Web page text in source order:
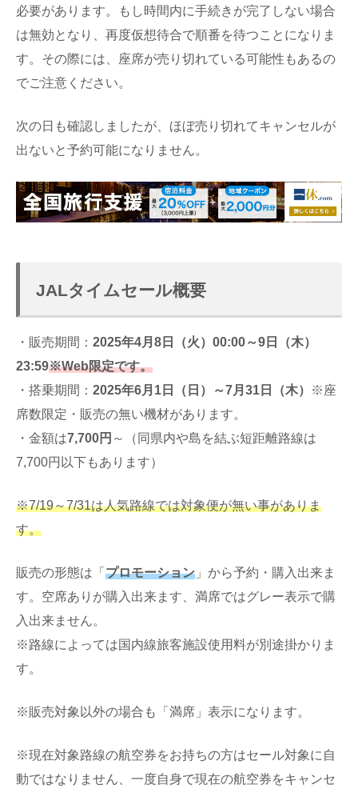
必要があります。もし時間内に手続きが完了しない場合
は無効となり、再度仮想待合で順番を待つことになりま
す。その際には、座席が売り切れている可能性もあるの
でご注意ください。
次の日も確認しましたが、ほぼ売り切れてキャンセルが
出ないと予約可能になりません。
JALタイムセール概要
・販売期間： 2025年4月8日（火）00:00～9日（木）
23:59※Web限定です。
・搭乗期間： 2025年6月1日（日）～7月31日（木）
※座
席数限定・販売の無い機材があります。
・金額は7,700円 ～（同県内や島を結ぶ短距離路線は
7,700円以下もあります）
※7/19～7/31は人気路線では対象便が無い事がありま
す。
販売の形態は「 プロモーション 」から予約・購入出来ま
す。空席ありが購入出来ます、満席ではグレー表示で購
入出来ません。
※路線によっては国内線旅客施設使用料が別途掛かりま
す。
※販売対象以外の場合も「満席」表示になります。
※現在対象路線の航空券をお持ちの方はセール対象に自
動ではなりません、一度自身で現在の航空券をキャンセ